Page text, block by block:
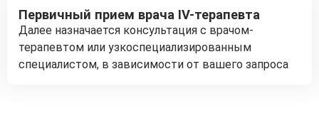
Первичный прием врача IV-терапевта
Далее назначается консультация с врачом-
терапевтом или узкоспециализированным
специалистом, в зависимости от вашего запроса